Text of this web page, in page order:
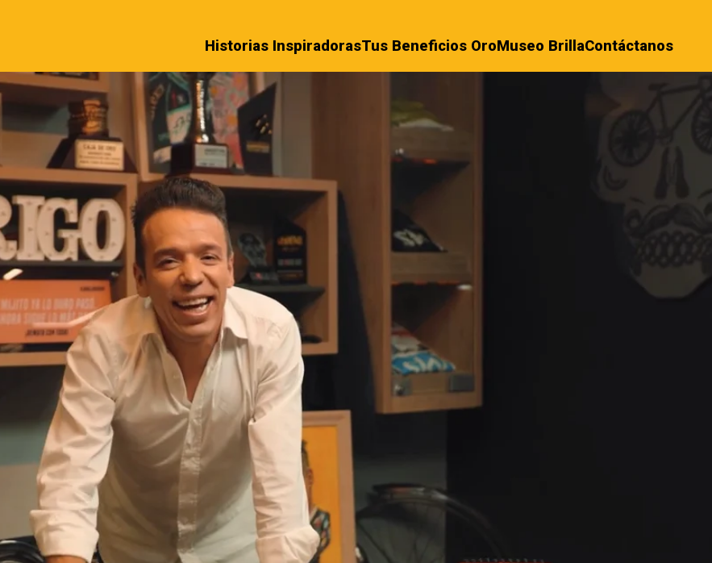
Historias InspiradorasTus Beneficios OroMuseo BrillaContáctanos